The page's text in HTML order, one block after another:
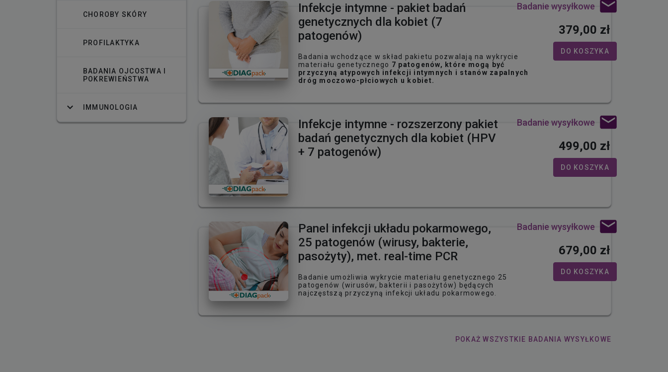
CHOROBY SKÓRY
PROFILAKTYKA
BADANIA OJCOSTWA I
POKREWIEŃSTWA
IMMUNOLOGIA
Infekcje intymne - pakiet badań
genetycznych dla kobiet (7
patogenów)
Badania wchodzące w skład pakietu pozwalają na wykrycie
materiału genetycznego 7 patogenów, które mogą być
przyczyną atypowych infekcji intymnych i stanów zapalnych
dróg moczowo-płciowych u kobiet.
Badanie wysyłkowe
379,00 zł
DO KOSZYKA
Infekcje intymne - rozszerzony pakiet
badań genetycznych dla kobiet (HPV
+ 7 patogenów)
Badanie wysyłkowe
499,00 zł
DO KOSZYKA
Panel infekcji układu pokarmowego,
25 patogenów (wirusy, bakterie,
pasożyty), met. real-time PCR
Badanie umożliwia wykrycie materiału genetycznego 25
patogenów (wirusów, bakterii i pasożytów) będących
najczęstszą przyczyną infekcji układu pokarmowego.
Badanie wysyłkowe
679,00 zł
DO KOSZYKA
POKAŻ WSZYSTKIE BADANIA WYSYŁKOWE